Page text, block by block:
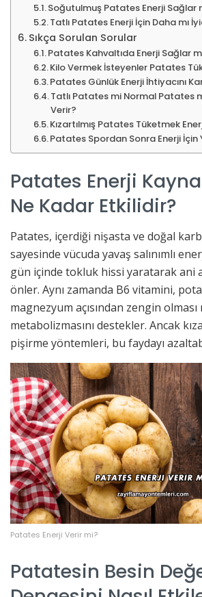
Soğutulmuş Patates Enerji Sağlar
Tatlı Patates Enerji İçin Daha mı
Sıkça Sorulan Sorular
Patates Kahvaltıda Enerji Sağlar
Kilo Vermek İsteyenler Patates
Patates Günlük Enerji İhtiyacını
Tatlı Patates mi Normal Patates
Verir?
Kızartılmış Patates Tüketmek
Patates Spordan Sonra Enerji İçin
Patates Enerji
Ne Kadar Etkilidir?
Patates, içerdiği nişasta ve doğal
sayesinde vücuda yavaş salınımlı
gün içinde tokluk hissi yaratarak ani
önler. Aynı zamanda B6 vitamini,
magnezyum açısından zengin
metabolizmasını destekler. Ancak
pişirme yöntemleri, bu faydayı
Patates Enerji Verir mi?
Patatesin Besin